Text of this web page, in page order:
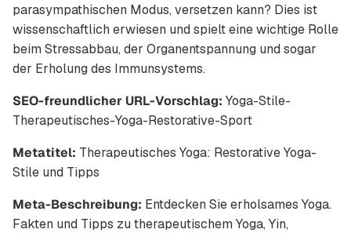
parasympathischen Modus, versetzen kann? Dies ist
wissenschaftlich erwiesen und spielt eine wichtige Rolle
beim Stressabbau, der Organentspannung und sogar
der Erholung des Immunsystems.
SEO-freundlicher URL-Vorschlag: Yoga-Stile-
Therapeutisches-Yoga-Restorative-Sport
Metatitel: Therapeutisches Yoga: Restorative Yoga-
Stile und Tipps
Meta-Beschreibung: Entdecken Sie erholsames Yoga.
Fakten und Tipps zu therapeutischem Yoga, Yin,